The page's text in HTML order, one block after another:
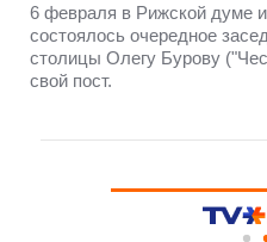
6 февраля в Рижской думе
состоялось очередное
столицы Олегу Бурову
свой пост.